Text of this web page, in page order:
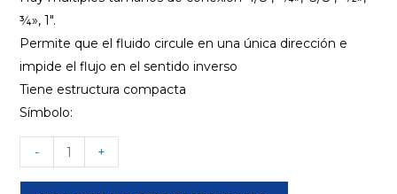
¾», 1″.
Permite que el fluido circule en una única dirección e
impide el flujo en el sentido inverso
Tiene estructura compacta
Símbolo:
- +